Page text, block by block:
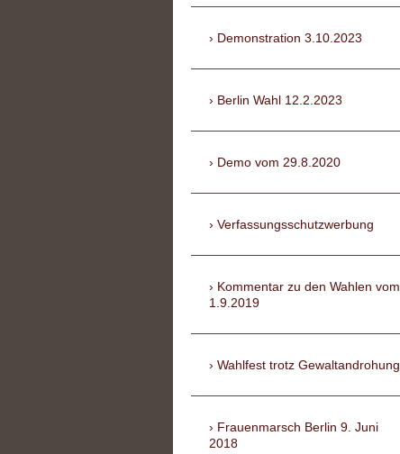
Demonstration 3.10.2023
Berlin Wahl 12.2.2023
Demo vom 29.8.2020
Verfassungsschutzwerbung
Kommentar zu den Wahlen vom
1.9.2019
Wahlfest trotz Gewaltandrohung
Frauenmarsch Berlin 9. Juni
2018